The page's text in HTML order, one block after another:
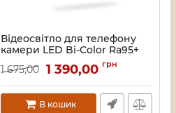
Відеосвітло для телефону
камери LED Bi-Color Ra95+
2700-6500К COLBOR PL5
Артикул: 4259
1 675,00 1 390,00 грн
В кошик